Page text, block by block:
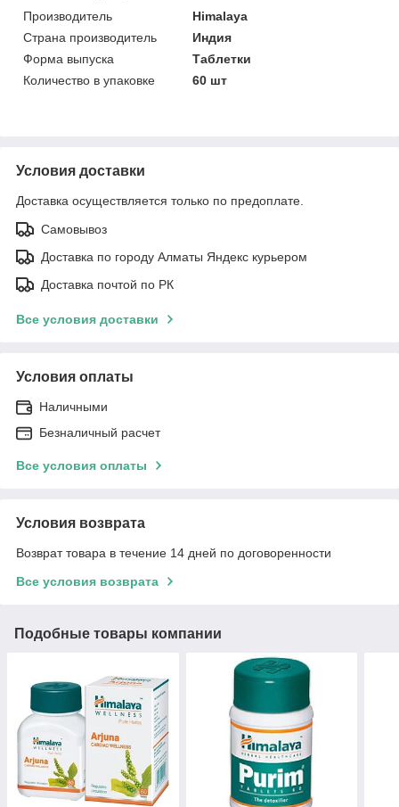
Производитель
Himalaya
Страна производитель
Индия
Форма выпуска
Таблетки
Количество в упаковке
60 шт
Условия доставки
Доставка осуществляется только по предоплате.
Самовывоз
Доставка по городу Алматы Яндекс курьером
Доставка почтой по РК
Все условия доставки
Условия оплаты
Наличными
Безналичный расчет
Все условия оплаты
Условия возврата
Возврат товара в течение 14 дней по договоренности
Все условия возврата
Подобные товары компании